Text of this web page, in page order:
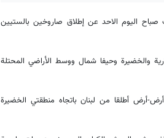
صباح اليوم الاحد عن إطلاق صاروخين بالستيين
والخضيرة وحيفا شمال ووسط الأراضي المحتلة
أرض أطلقا من لبنان باتجاه منطقتي الخضيرة